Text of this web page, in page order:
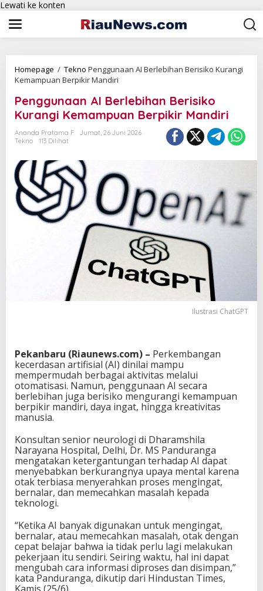
Lewati ke konten
Homepage / Tekno Penggunaan AI Berlebihan Berisiko Kurangi
Kemampuan Berpikir Mandiri
Penggunaan AI Berlebihan Berisiko
Kurangi Kemampuan Berpikir Mandiri
Ananda Pratama F
Jumat, 26 Juni 2026
Tekno
113 Dilihat
Ilustrasi ChatGPT
Pekanbaru (Riaunews.com) – Perkembangan
kecerdasan artifisial (AI) dinilai mampu
mempermudah berbagai aktivitas melalui
otomatisasi. Namun, penggunaan AI secara
berlebihan juga berisiko mengurangi kemampuan
berpikir mandiri, daya ingat, hingga kreativitas
manusia.
Konsultan senior neurologi di Dharamshila
Narayana Hospital, Delhi, Dr. MS Panduranga
mengatakan ketergantungan terhadap AI dapat
menyebabkan berkurangnya upaya mental karena
otak terbiasa menyerahkan proses mengingat,
bernalar, dan memecahkan masalah kepada
teknologi.
“Ketika AI banyak digunakan untuk mengingat,
bernalar, atau memecahkan masalah, otak dengan
cepat belajar bahwa ia tidak perlu lagi melakukan
pekerjaan itu sendiri. Seiring waktu, hal ini dapat
mengubah cara informasi diproses dan disimpan,”
kata Panduranga, dikutip dari Hindustan Times,